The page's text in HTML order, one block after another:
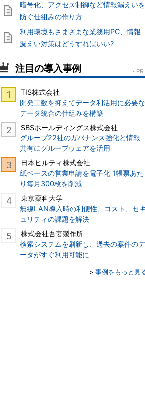
暗号化、アクセス制御など情報漏えいを
防ぐ仕組みの作り方
利用環境もさまざまな業務用PC、情報
漏えい対策はどうすればいい?